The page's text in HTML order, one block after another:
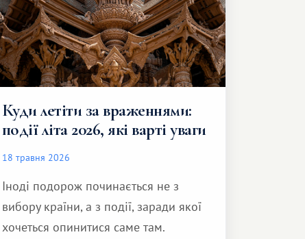
Куди летіти за враженнями:
події літа 2026, які варті уваги
18 травня 2026
Іноді подорож починається не з
вибору країни, а з події, заради якої
хочеться опинитися саме там.